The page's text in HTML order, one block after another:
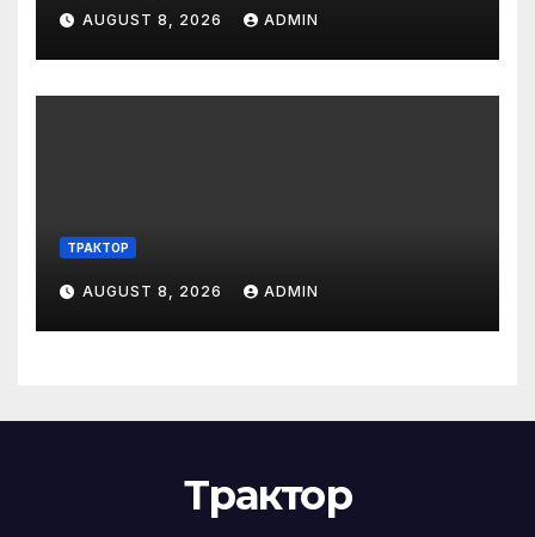
AUGUST 8, 2026 ADMIN
ТРАКТОР
AUGUST 8, 2026 ADMIN
Трактор